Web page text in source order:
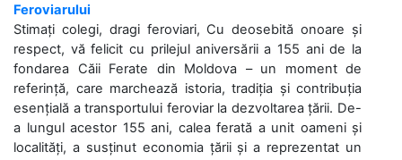
Feroviarului
Stimați colegi, dragi feroviari, Cu deosebită onoare și
respect, vă felicit cu prilejul aniversării a 155 ani de la
fondarea Căii Ferate din Moldova – un moment de
referință, care marchează istoria, tradiția și contribuția
esențială a transportului feroviar la dezvoltarea țării. De-
a lungul acestor 155 ani, calea ferată a unit oameni și
localități, a susținut economia țării și a reprezentat un